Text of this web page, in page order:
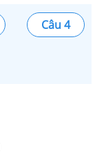
Câu 4